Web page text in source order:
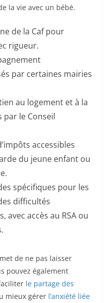
la vie avec un bébé.
de la Caf pour
rigueur.
par certaines mairies
au logement et à la
par le Conseil
accessibles
du jeune enfant ou
spécifiques pour les
difficultés
avec accès au RSA ou
de ne pas laisser
pouvez également
le partage des
mieux gérer l’anxiété liée